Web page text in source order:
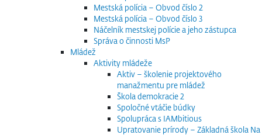
Mestská polícia – Obvod číslo 2
Mestská polícia – Obvod číslo 3
Náčelník mestskej polície a jeho zástupca
Správa o činnosti MsP
Mládež
Aktivity mládeže
Aktiv – školenie projektového
manažmentu pre mládež
Škola demokracie 2
Spoločné vtáčie búdky
Spolupráca s IAMbitious
Upratovanie prírody – Základná škola Na